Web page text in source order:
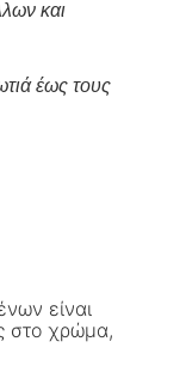
και
έως τους
είναι
στο χρώμα,